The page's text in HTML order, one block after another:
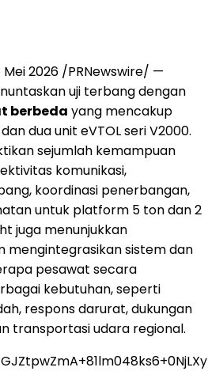
Mei 2026 /PRNewswire/ —
uji terbang dengan
berbeda yang mencakup
dua unit eVTOL seri V2000.
sejumlah kemampuan
komunikasi,
koordinasi penerbangan,
untuk platform 5 ton dan 2
juga menunjukkan
mengintegrasikan sistem dan
pesawat secara
kebutuhan, seperti
respons darurat, dukungan
transportasi udara regional.